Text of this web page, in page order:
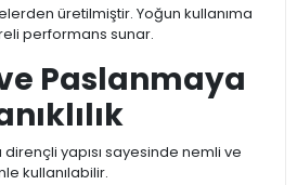
üretilmiştir. Yoğun kullanıma
performans sunar.
Paslanmaya
yapısı sayesinde nemli ve
kullanılabilir.